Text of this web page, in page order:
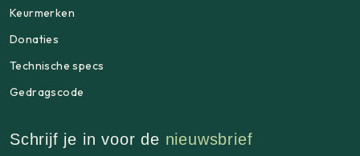
Keurmerken
Donaties
Technische specs
Gedragscode
Schrijf je in voor de nieuwsbrief